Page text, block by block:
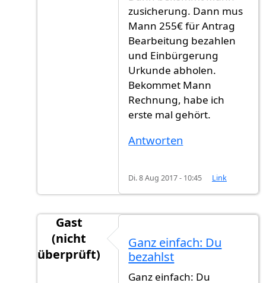
zusicherung. Dann mus
Mann 255€ für Antrag
Bearbeitung bezahlen
und Einbürgerung
Urkunde abholen.
Bekommet Mann
Rechnung, habe ich
erste mal gehört.
Antworten
Di. 8 Aug 2017 - 10:45 Link
Gast
(nicht
überprüft)
Ich habe meine Antrag am Juni
Ganz einfach: Du
bezahlst
Ganz einfach: Du